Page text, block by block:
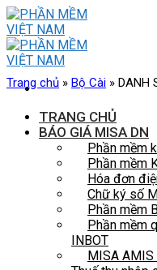
Skip
to
content
TRANG CHỦ
BÁO GIÁ MISA DN
Phần mềm
Phần mềm
Hóa đơn
Chữ ký số
Phần mềm
Phần mềm
INBOT
MISA AMIS
Trang chủ » Bộ Cài » DANH